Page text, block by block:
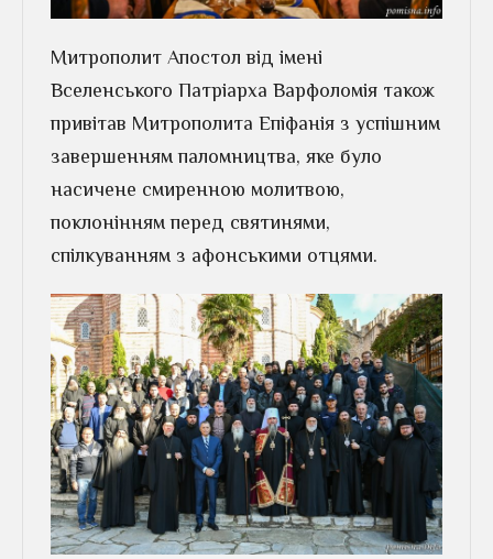
Митрополит Апостол від імені
Вселенського Патріарха Варфоломія також
привітав Митрополита Епіфанія з успішним
завершенням паломництва, яке було
насичене смиренною молитвою,
поклонінням перед святинями,
спілкуванням з афонськими отцями.